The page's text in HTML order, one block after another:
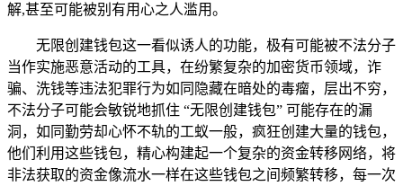
解,甚至可能被别有用心之人滥用。
无限创建钱包这一看似诱人的功能，极有可能被不法分子
当作实施恶意活动的工具，在纷繁复杂的加密货币领域，诈
骗、洗钱等违法犯罪行为如同隐藏在暗处的毒瘤，层出不穷，
不法分子可能会敏锐地抓住 “无限创建钱包” 可能存在的漏
洞，如同勤劳却心怀不轨的工蚁一般，疯狂创建大量的钱包，
他们利用这些钱包，精心构建起一个复杂的资金转移网络，将
非法获取的资金像流水一样在这些钱包之间频繁转移，每一次